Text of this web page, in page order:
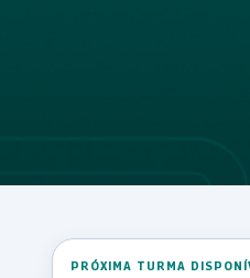
PRÓXIMA TURMA